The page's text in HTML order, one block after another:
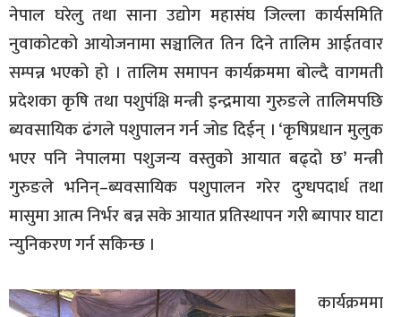
नेपाल घरेलु तथा साना उद्योग महासंघ जिल्ला कार्यसमिति
नुवाकोटको आयोजनामा सञ्चालित तिन दिने तालिम आईतवार
सम्पन्न भएको हो । तालिम समापन कार्यक्रममा बोल्दै वागमती
प्रदेशका कृषि तथा पशुपंक्षि मन्त्री इन्द्रमाया गुरुङले तालिमपछि
ब्यवसायिक ढंगले पशुपालन गर्न जोड दिईन् । ‘कृषिप्रधान मुलुक
भएर पनि नेपालमा पशुजन्य वस्तुको आयात बढ्दो छ’ मन्त्री
गुरुङले भनिन्–ब्यवसायिक पशुपालन गरेर दुग्धपदार्ध तथा
मासुमा आत्म निर्भर बन्न सके आयात प्रतिस्थापन गरी ब्यापार घाटा
न्युनिकरण गर्न सकिन्छ ।
कार्यक्रममा